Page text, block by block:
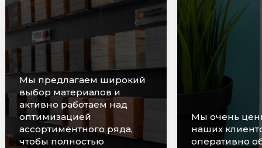
Мы предлагаем широкий
выбор материалов и
активно работаем над
оптимизацией
ассортиментного ряда,
чтобы полностью
Мы очень
наших
оперативно